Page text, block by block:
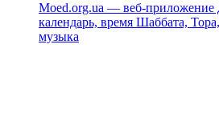
Moed.org.ua — веб-приложение
календарь, время Шаббата,
музыка